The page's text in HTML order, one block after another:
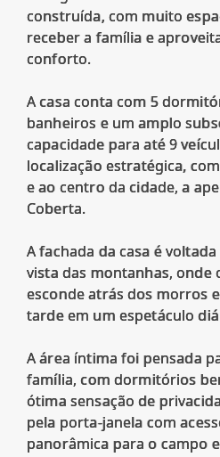
construída, com muito
receber a família e
conforto.
A casa conta com 5
banheiros e um amplo
capacidade para até 9
localização estratégica,
e ao centro da cidade, a
Coberta.
A fachada da casa é
vista das montanhas, onde
esconde atrás dos morros
tarde em um espetáculo
A área íntima foi pensada
família, com dormitórios
ótima sensação de
pela porta-janela com
panorâmica para o campo